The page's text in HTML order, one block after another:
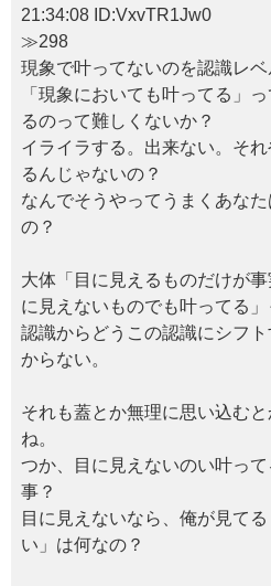
21:34:08 ID:VxvTR1Jw0
≫298
現象で叶ってないのを認識レベ
「現象においても叶ってる」
るのって難しくないか？
イライラする。出来ない。そ
るんじゃないの？
なんでそうやってうまくあな
の？
大体「目に見えるものだけが事
に見えないものでも叶ってる
認識からどうこの認識にシフ
からない。
それも蓋とか無理に思い込む
ね。
つか、目に見えないのい叶っ
事？
目に見えないなら、俺が見て
い」は何なの？